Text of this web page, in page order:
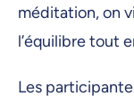
méditation, on
l’équilibre tout
Les